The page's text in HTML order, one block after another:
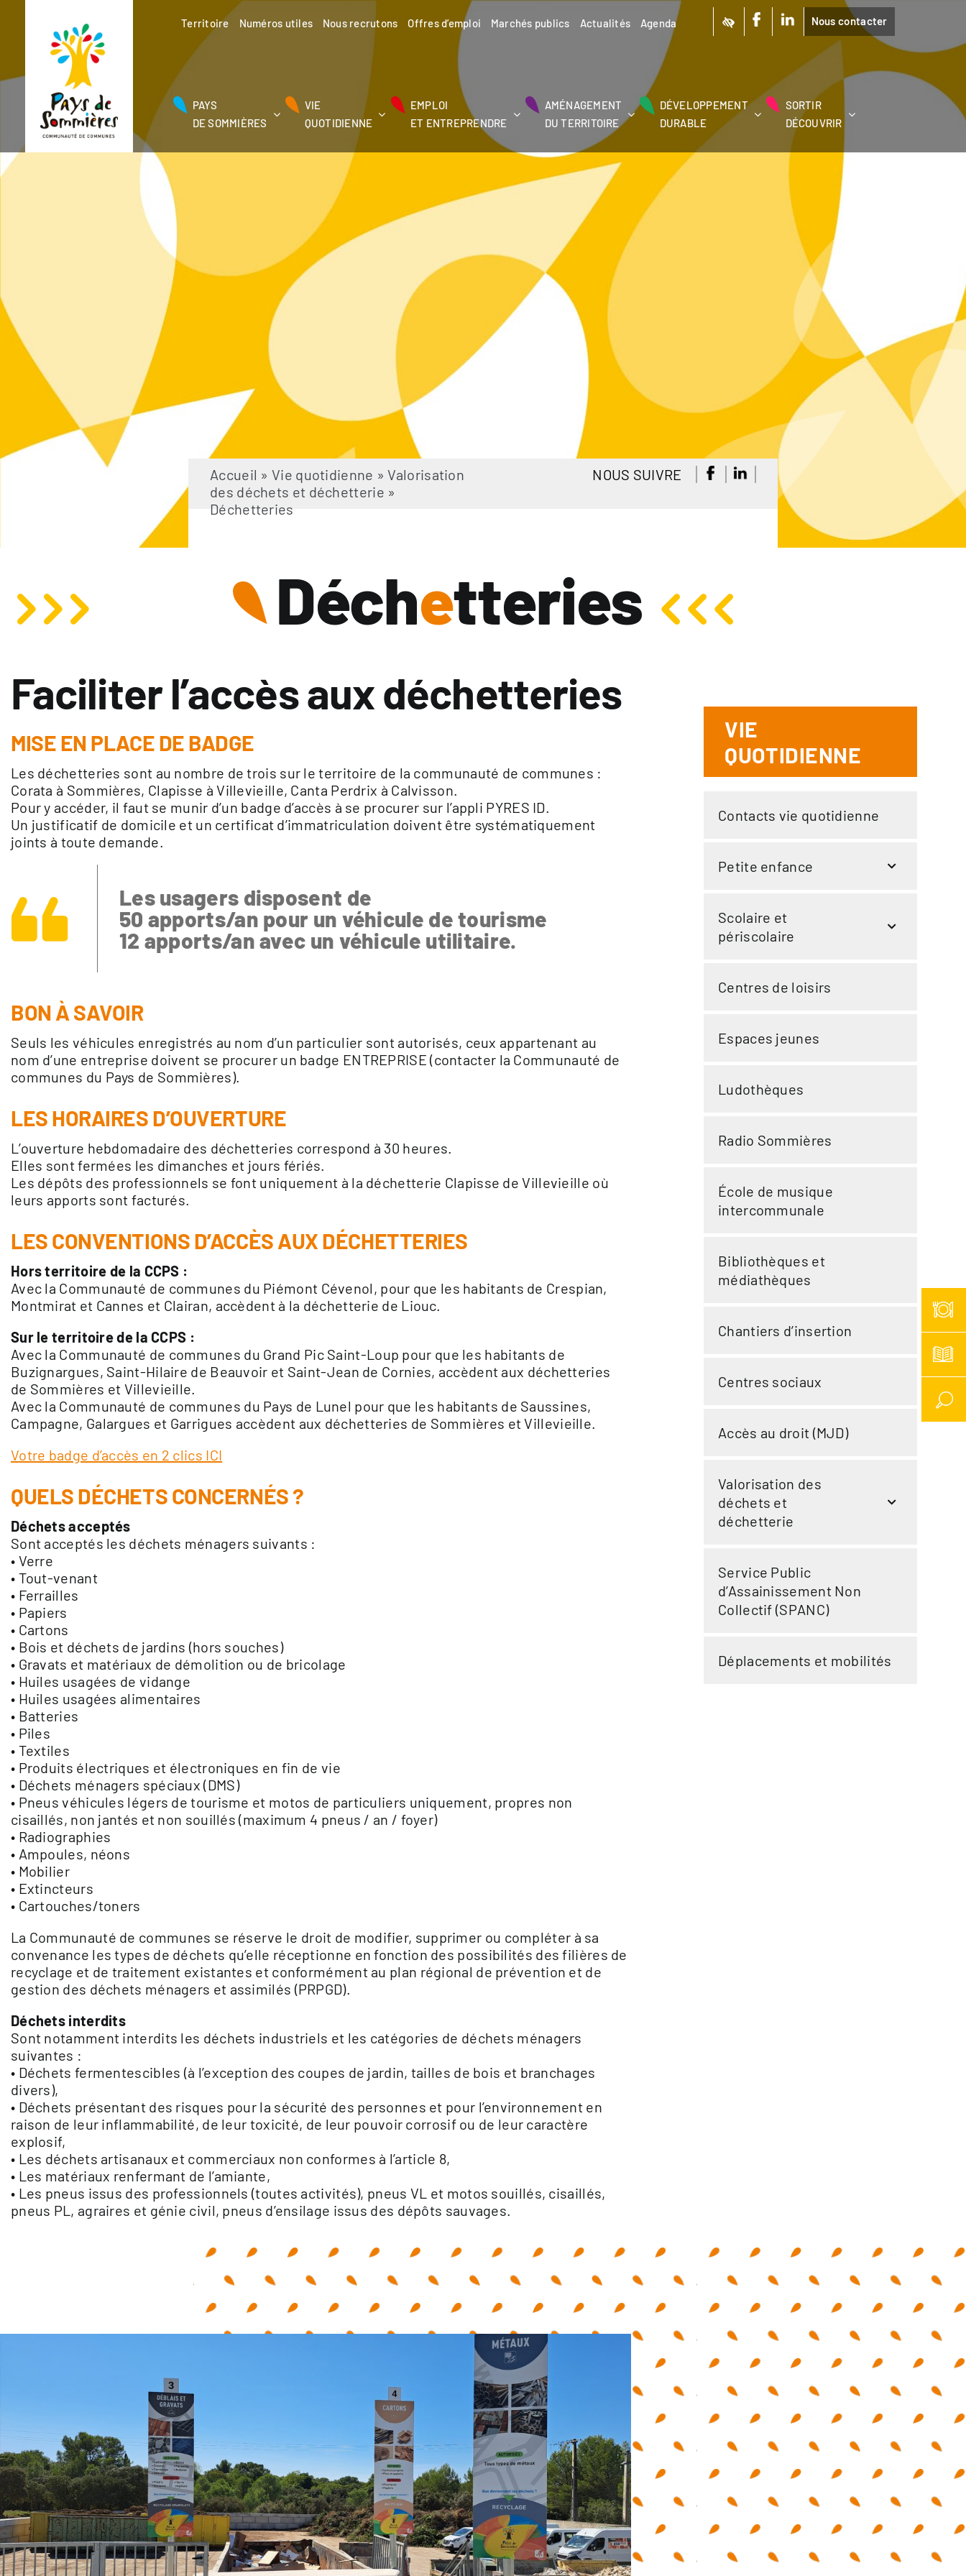
contenu
Territoire Numéros utiles Nous recrutons Offres d’emploi Marchés publics Actualités Agenda Nous contacter
PAYS
DE SOMMIÈRES
VIE
QUOTIDIENNE
EMPLOI
ET ENTREPRENDRE
AMÉNAGEMENT
DU TERRITOIRE
DÉVELOPPEMENT
DURABLE
SORTIR
DÉCOUVRIR
Accueil »Vie quotidienne »Valorisation
des déchets et déchetterie »
Déchetteries
NOUS SUIVRE
Déchetteries
Faciliter l’accès aux déchetteries
MISE EN PLACE DE BADGE
Les déchetteries sont au nombre de trois sur le territoire de la communauté de communes :
Corata à Sommières, Clapisse à Villevieille, Canta Perdrix à Calvisson.
Pour y accéder, il faut se munir d’un badge d’accès à se procurer sur l’appli PYRES ID.
Un justificatif de domicile et un certificat d’immatriculation doivent être systématiquement
joints à toute demande.
Les usagers disposent de
50 apports/an pour un véhicule de tourisme
12 apports/an avec un véhicule utilitaire.
BON À SAVOIR
Seuls les véhicules enregistrés au nom d’un particulier sont autorisés, ceux appartenant au
nom d’une entreprise doivent se procurer un badge ENTREPRISE (contacter la Communauté de
communes du Pays de Sommières).
LES HORAIRES D’OUVERTURE
L’ouverture hebdomadaire des déchetteries correspond à 30 heures.
Elles sont fermées les dimanches et jours fériés.
Les dépôts des professionnels se font uniquement à la déchetterie Clapisse de Villevieille où
leurs apports sont facturés.
LES CONVENTIONS D’ACCÈS AUX DÉCHETTERIES
Hors territoire de la CCPS :
Avec la Communauté de communes du Piémont Cévenol, pour que les habitants de Crespian,
Montmirat et Cannes et Clairan, accèdent à la déchetterie de Liouc.
Sur le territoire de la CCPS :
Avec la Communauté de communes du Grand Pic Saint-Loup pour que les habitants de
Buzignargues, Saint-Hilaire de Beauvoir et Saint-Jean de Cornies, accèdent aux déchetteries
de Sommières et Villevieille.
Avec la Communauté de communes du Pays de Lunel pour que les habitants de Saussines,
Campagne, Galargues et Garrigues accèdent aux déchetteries de Sommières et Villevieille.
Votre badge d’accès en 2 clics ICI
QUELS DÉCHETS CONCERNÉS ?
Déchets acceptés
Sont acceptés les déchets ménagers suivants :
• Verre
• Tout-venant
• Ferrailles
• Papiers
• Cartons
• Bois et déchets de jardins (hors souches)
• Gravats et matériaux de démolition ou de bricolage
• Huiles usagées de vidange
• Huiles usagées alimentaires
• Batteries
• Piles
• Textiles
• Produits électriques et électroniques en fin de vie
• Déchets ménagers spéciaux (DMS)
• Pneus véhicules légers de tourisme et motos de particuliers uniquement, propres non
cisaillés, non jantés et non souillés (maximum 4 pneus / an / foyer)
• Radiographies
• Ampoules, néons
• Mobilier
• Extincteurs
• Cartouches/toners
La Communauté de communes se réserve le droit de modifier, supprimer ou compléter à sa
convenance les types de déchets qu’elle réceptionne en fonction des possibilités des filières de
recyclage et de traitement existantes et conformément au plan régional de prévention et de
gestion des déchets ménagers et assimilés (PRPGD).
Déchets interdits
Sont notamment interdits les déchets industriels et les catégories de déchets ménagers
suivantes :
• Déchets fermentescibles (à l’exception des coupes de jardin, tailles de bois et branchages
divers),
• Déchets présentant des risques pour la sécurité des personnes et pour l’environnement en
raison de leur inflammabilité, de leur toxicité, de leur pouvoir corrosif ou de leur caractère
explosif,
• Les déchets artisanaux et commerciaux non conformes à l’article 8,
• Les matériaux renfermant de l’amiante,
• Les pneus issus des professionnels (toutes activités), pneus VL et motos souillés, cisaillés,
pneus PL, agraires et génie civil, pneus d’ensilage issus des dépôts sauvages.
VIE
QUOTIDIENNE
Contacts vie quotidienne
Petite enfance
Scolaire et
périscolaire
Centres de loisirs
Espaces jeunes
Ludothèques
Radio Sommières
École de musique
intercommunale
Bibliothèques et
médiathèques
Chantiers d’insertion
Centres sociaux
Accès au droit (MJD)
Valorisation des
déchets et
déchetterie
Service Public
d’Assainissement Non
Collectif (SPANC)
Déplacements et mobilités